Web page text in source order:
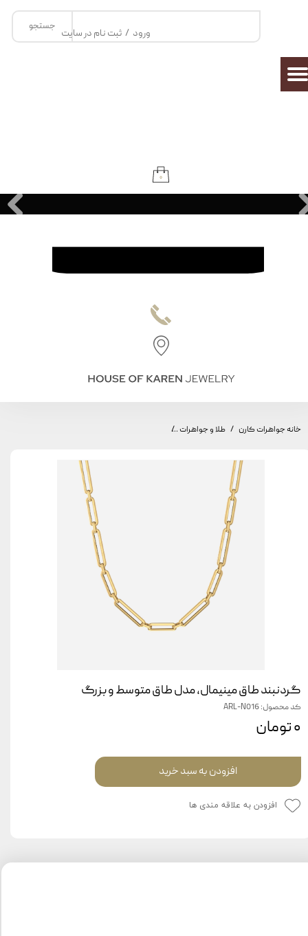
جستجو
۰
ورود / ثبت نام در سایت
تغییر گذر واژه
سفارشات
خانه جواهرات کارن طلا و جواهرات
گردنبند طاق مینیمال، مدل طاق متوسط و بزرگ
کد محصول: ARL-N016
۰ تومان
افزودن به سبد خرید
افزودن به علاقه مندی ها